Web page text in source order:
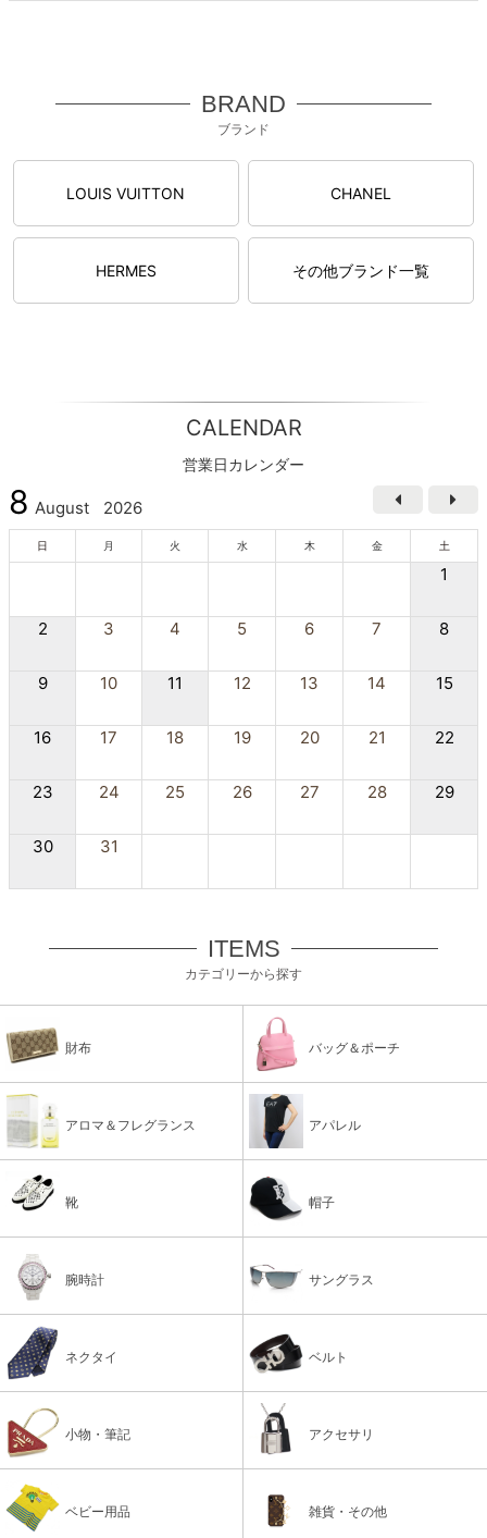
BRAND
ブランド
LOUIS VUITTON CHANEL
HERMES その他ブランド一覧
CALENDAR
営業日カレンダー
8 August 2026
日 月 火 水 木 金 土
1
2 3 4 5 6 7 8
9 10 11 12 13 14 15
16 17 18 19 20 21 22
23 24 25 26 27 28 29
30 31
ITEMS
カテゴリーから探す
財布 バッグ＆ポーチ
アロマ＆フレグランス アパレル
靴 帽子
腕時計 サングラス
ネクタイ ベルト
小物・筆記 アクセサリ
ベビー用品 雑貨・その他